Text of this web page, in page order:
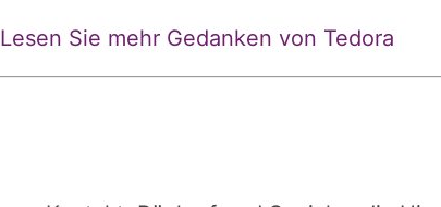
Lesen Sie mehr Gedanken von Tedora